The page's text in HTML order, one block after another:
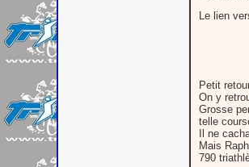
Le lien
Petit
On y
Grosse
telle
Il ne
Mais
790